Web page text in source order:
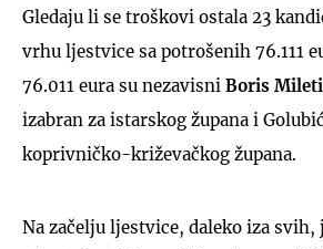
Gledaju li se troškovi ostala 23
vrhu ljestvice sa potrošenih 76.111
76.011 eura su nezavisni Boris
izabran za istarskog župana i
koprivničko-križevačkog župana.
Na začelju ljestvice, daleko iza svih,